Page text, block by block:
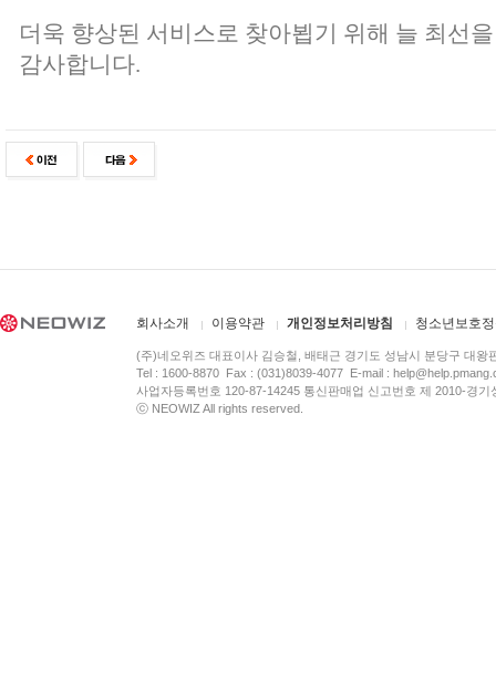
더욱 향상된 서비스로 찾아뵙기 위해 늘 최선
감사합니다.
회사소개 이용약관 개인정보처리방침 청소년보호
(주)네오위즈 대표이사 김승철, 배태근 경기도 성남시 분당구 대왕
Tel : 1600-8870 Fax : (031)8039-4077 E-mail :
사업자등록번호 120-87-14245 통신판매업 신고번호 제 2010-경
ⓒ NEOWIZ All rights reserved.